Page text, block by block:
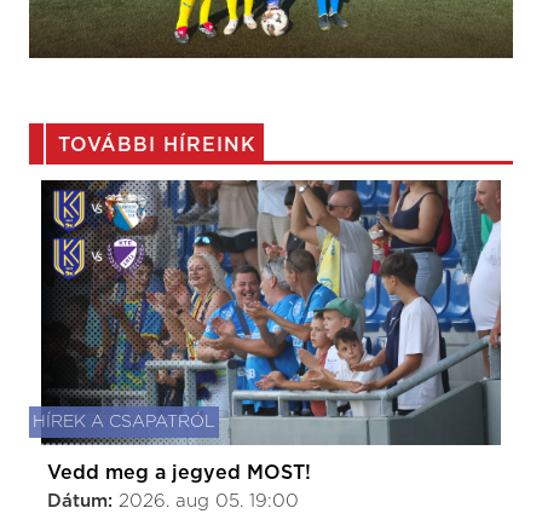
TOVÁBBI HÍREINK
HÍREK A CSAPATRÓL
Vedd meg a jegyed MOST!
Dátum: 2026. aug 05. 19:00